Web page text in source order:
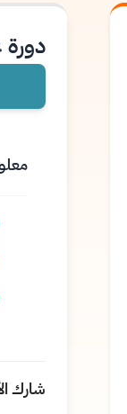
دورة
شارك